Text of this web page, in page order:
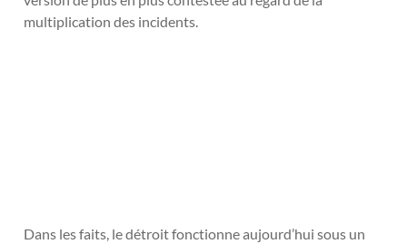
multiplication des incidents.
Dans les faits, le détroit fonctionne aujourd’hui sous un